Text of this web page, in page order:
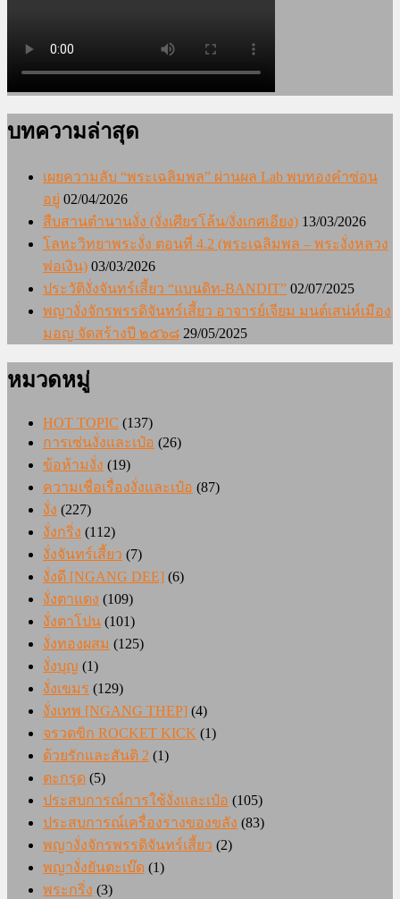
บทความล่าสุด
เผยความลับ “พระเฉลิมพล” ผ่านผล Lab พบทองคำซ่อน
อยู่ 02/04/2026
สืบสานตำนานงั่ง (งั่งเศียรโล้น/งั่งเกศเอียง) 13/03/2026
โลหะวิทยาพระงั่ง ตอนที่ 4.2 (พระเฉลิมพล – พระงั่งหลวง
พ่อเงิน) 03/03/2026
ประวัติงั่งจันทร์เสี้ยว “แบนดิท-BANDIT” 02/07/2025
พญางั่งจักรพรรดิจันทร์เสี้ยว อาจารย์เจียม มนต์เสน่ห์เมือง
มอญ จัดสร้างปี ๒๕๖๘ 29/05/2025
หมวดหมู่
HOT TOPIC (137)
การเซ่นงั่งและเป๋อ (26)
ข้อห้ามงั่ง (19)
ความเชื่อเรื่องงั่งและเป๋อ (87)
งั่ง (227)
งั่งกริ่ง (112)
งั่งจันทร์เสี้ยว (7)
งั่งดี [NGANG DEE] (6)
งั่งตาแดง (109)
งั่งตาโปน (101)
งั่งทองผสม (125)
งั่งบุญ (1)
งั่งเขมร (129)
งั่งเทพ [NGANG THEP] (4)
จรวดขิก ROCKET KICK (1)
ด้วยรักและสันติ 2 (1)
ตะกรุด (5)
ประสบการณ์การใช้งั่งและเป๋อ (105)
ประสบการณ์เครื่องรางของขลัง (83)
พญางั่งจักรพรรดิจันทร์เสี้ยว (2)
พญางั่งยันตะเบ๊ด (1)
พระกริ่ง (3)